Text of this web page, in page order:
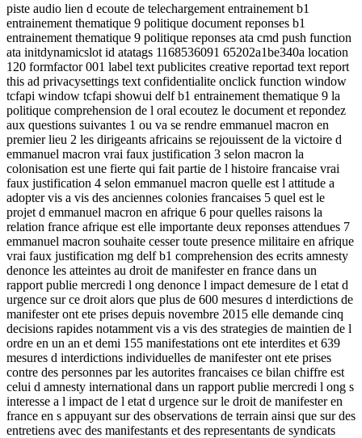
piste audio lien d ecoute de telechargement entrainement b1
entrainement thematique 9 politique document reponses b1
entrainement thematique 9 politique reponses ata cmd push function
ata initdynamicslot id atatags 1168536091 65202a1be340a location
120 formfactor 001 label text publicites creative reportad text report
this ad privacysettings text confidentialite onclick function window
tcfapi window tcfapi showui delf b1 entrainement thematique 9 la
politique comprehension de l oral ecoutez le document et repondez
aux questions suivantes 1 ou va se rendre emmanuel macron en
premier lieu 2 les dirigeants africains se rejouissent de la victoire d
emmanuel macron vrai faux justification 3 selon macron la
colonisation est une fierte qui fait partie de l histoire francaise vrai
faux justification 4 selon emmanuel macron quelle est l attitude a
adopter vis a vis des anciennes colonies francaises 5 quel est le
projet d emmanuel macron en afrique 6 pour quelles raisons la
relation france afrique est elle importante deux reponses attendues 7
emmanuel macron souhaite cesser toute presence militaire en afrique
vrai faux justification mg delf b1 comprehension des ecrits amnesty
denonce les atteintes au droit de manifester en france dans un
rapport publie mercredi l ong denonce l impact demesure de l etat d
urgence sur ce droit alors que plus de 600 mesures d interdictions de
manifester ont ete prises depuis novembre 2015 elle demande cinq
decisions rapides notamment vis a vis des strategies de maintien de l
ordre en un an et demi 155 manifestations ont ete interdites et 639
mesures d interdictions individuelles de manifester ont ete prises
contre des personnes par les autorites francaises ce bilan chiffre est
celui d amnesty international dans un rapport publie mercredi l ong s
interesse a l impact de l etat d urgence sur le droit de manifester en
france en s appuyant sur des observations de terrain ainsi que sur des
entretiens avec des manifestants et des representants de syndicats